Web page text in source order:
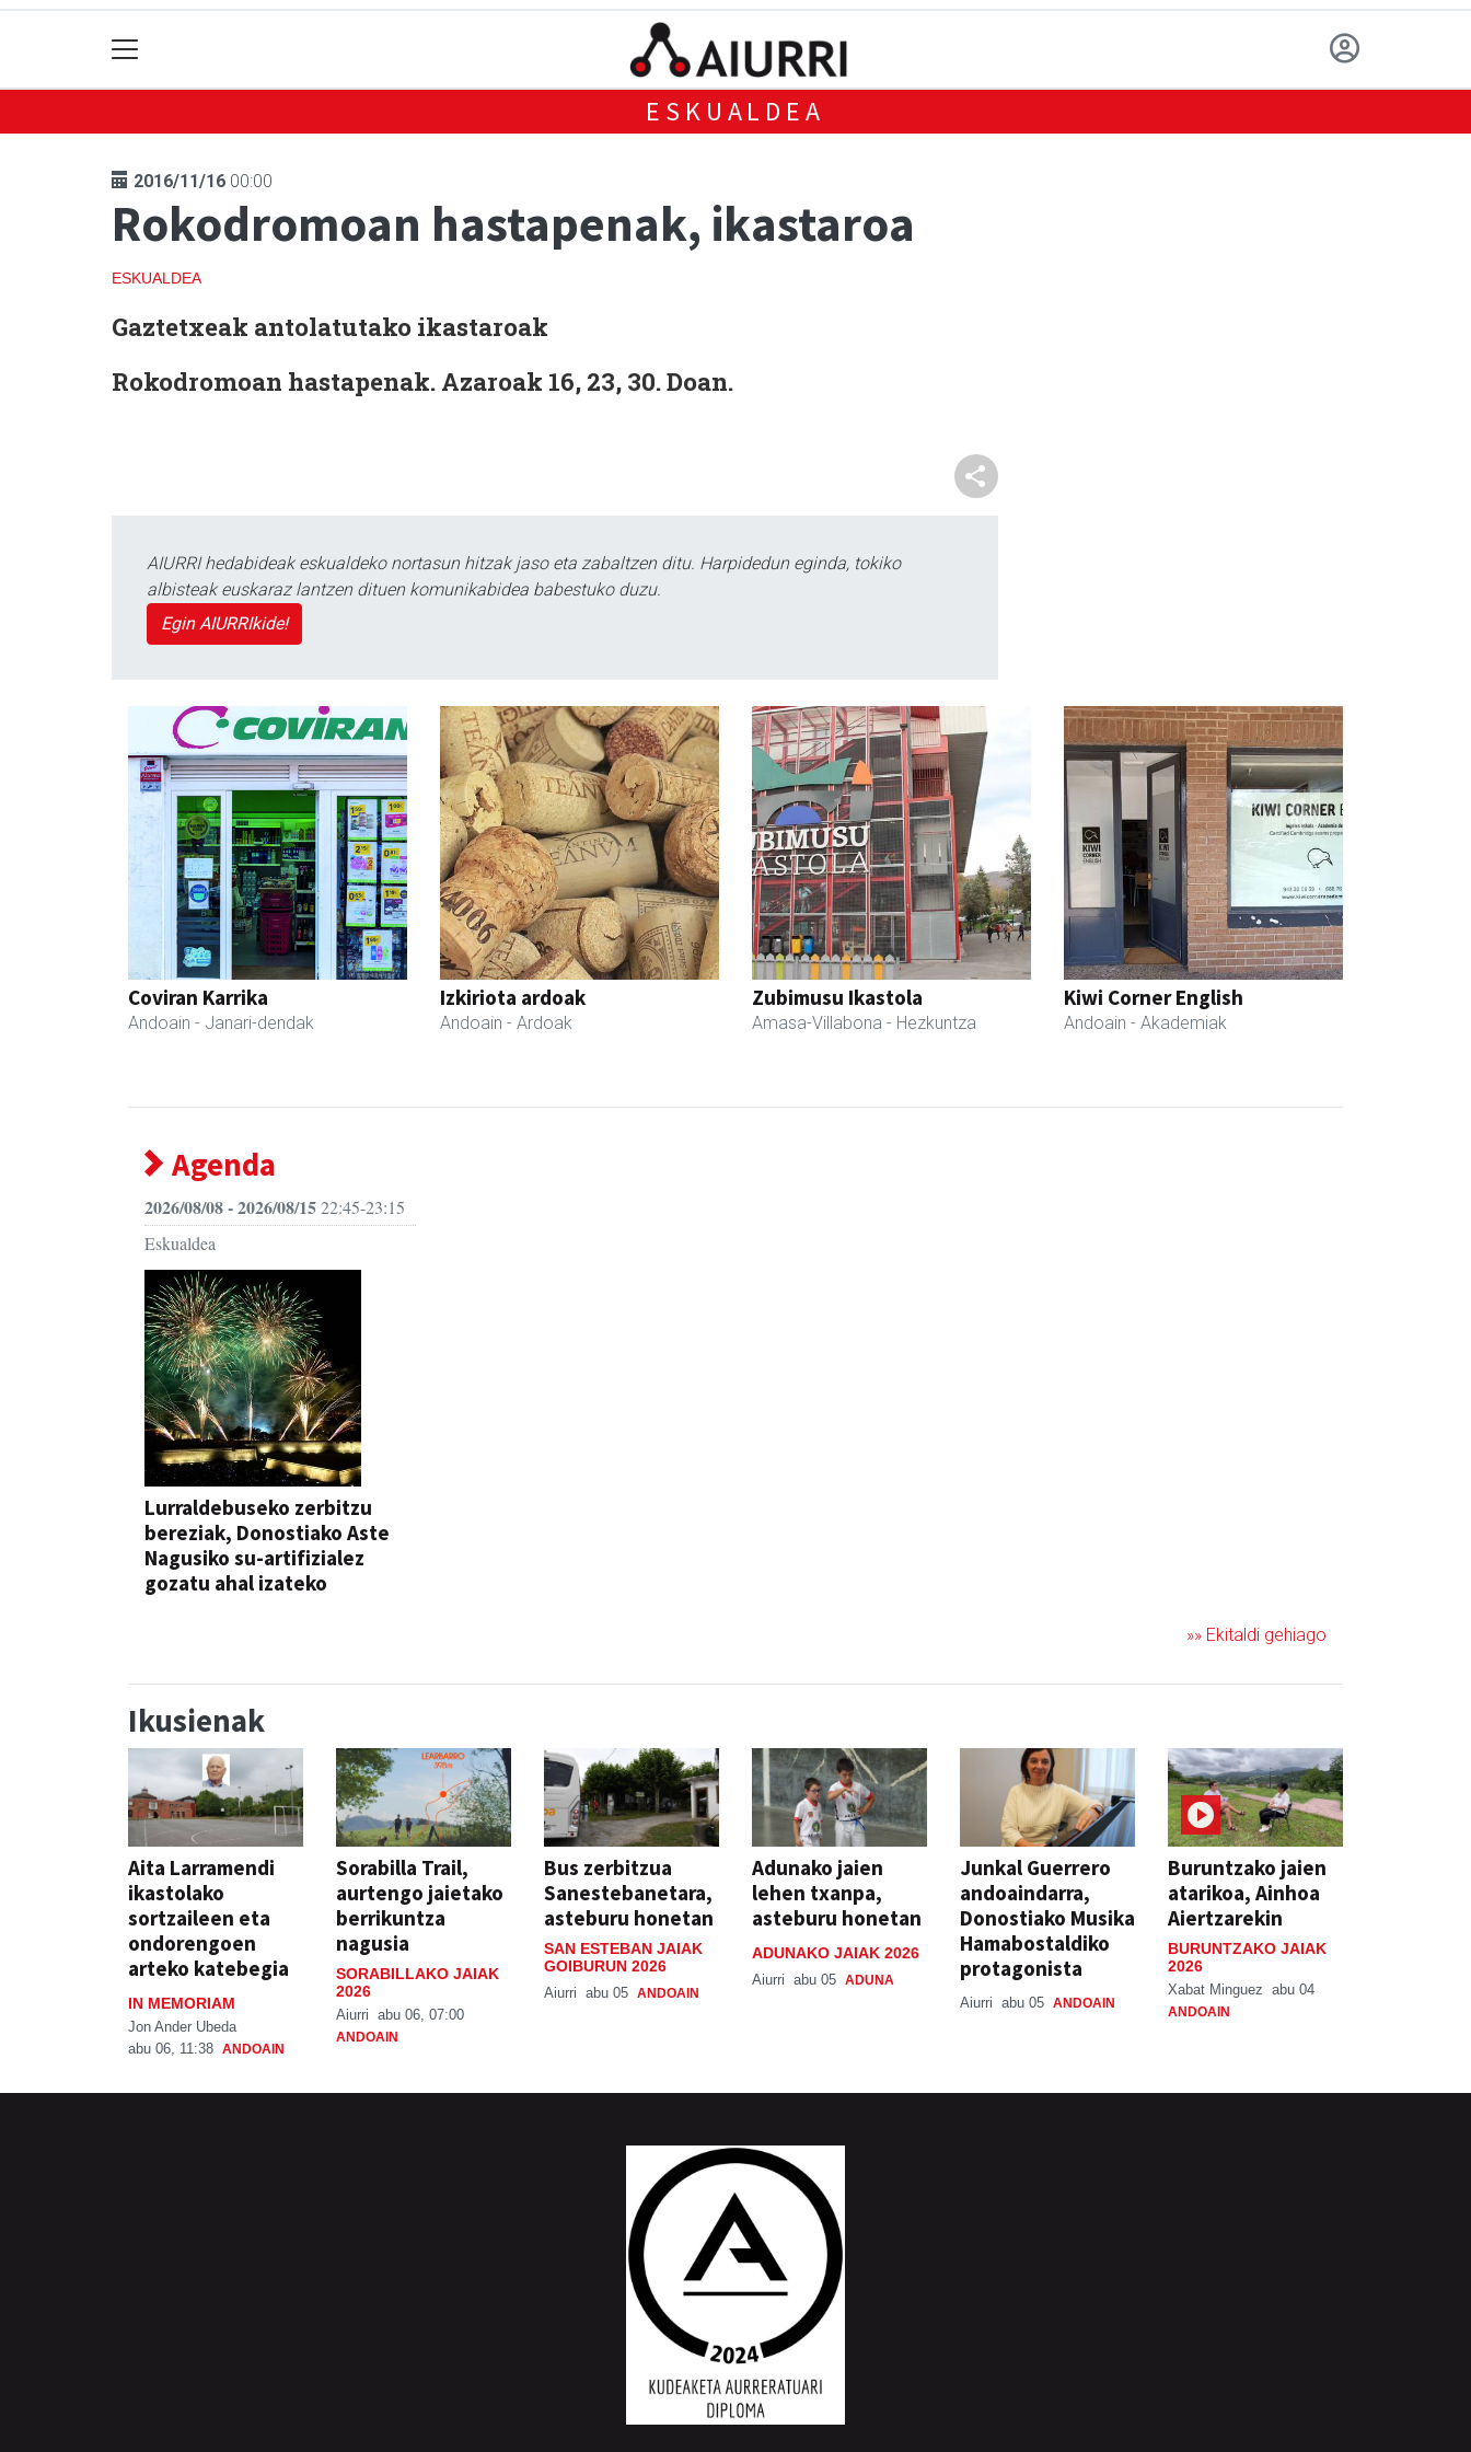
ESKUALDEA
2016/11/16 00:00
Rokodromoan hastapenak, ikastaroa
ESKUALDEA
Gaztetxeak antolatutako ikastaroak
Rokodromoan hastapenak. Azaroak 16, 23, 30. Doan.
AIURRI hedabideak eskualdeko nortasun hitzak jaso eta zabaltzen ditu. Harpidedun eginda, tokiko
albisteak euskaraz lantzen dituen komunikabidea babestuko duzu.
Egin AIURRIkide!
Coviran Karrika
Andoain - Janari-dendak
Izkiriota ardoak
Andoain - Ardoak
Zubimusu Ikastola
Amasa-Villabona - Hezkuntza
Kiwi Corner English
Andoain - Akademiak
Agenda
2026/08/08 - 2026/08/1522:45-23:15
Eskualdea
Lurraldebuseko zerbitzu
bereziak, Donostiako Aste
Nagusiko su-artifizialez
gozatu ahal izateko
»» Ekitaldi gehiago
Ikusienak
Aita Larramendi
ikastolako
sortzaileen eta
ondorengoen
arteko katebegia
IN MEMORIAM
Jon Ander Ubeda
abu 06, 11:38 ANDOAIN
Sorabilla Trail,
aurtengo jaietako
berrikuntza
nagusia
SORABILLAKO JAIAK
2026
Aiurri abu 06, 07:00
ANDOAIN
Bus zerbitzua
Sanestebanetara,
asteburu honetan
SAN ESTEBAN JAIAK
GOIBURUN 2026
Aiurri abu 05 ANDOAIN
Adunako jaien
lehen txanpa,
asteburu honetan
ADUNAKO JAIAK 2026
Aiurri abu 05 ADUNA
Junkal Guerrero
andoaindarra,
Donostiako Musika
Hamabostaldiko
protagonista
Aiurri abu 05 ANDOAIN
Buruntzako jaien
atarikoa, Ainhoa
Aiertzarekin
BURUNTZAKO JAIAK
2026
Xabat Minguez abu 04
ANDOAIN